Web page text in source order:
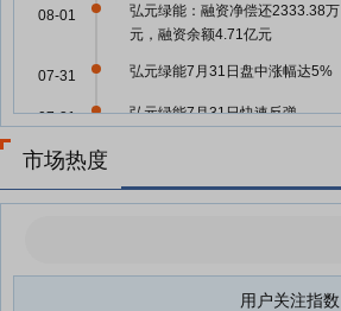
弘元绿能：融资净偿还2333.38万
元，融资余额4.71亿元
08-01
弘元绿能7月31日盘中涨幅达5%
07-31
弘元绿能7月31日快速反弹
07-31
07-31
07-31
弘元绿能预亏6亿元，仍要重整总
市场热度
用户关注指数